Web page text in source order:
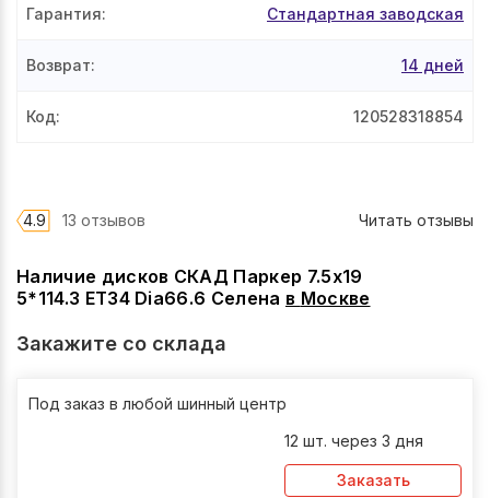
Наличие дисков СКАД Паркер 7.5x19
5*114.3 ET34 Dia66.6 Селена в Москве
Закажите со склада
Под заказ в любой шинный центр
12 шт. через 3 дня
Заказать
Гарантия: Стандартная заводская
Возврат: 14 дней
Код: 120528318854
4.9 13 отзывов Читать отзывы